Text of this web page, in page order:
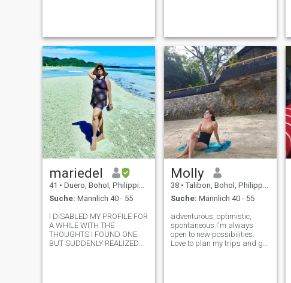
also i like to zum
at first glance, but if you’re
mariedel
41 • Duero, Bohol, Philippinen
Suche: Männlich 40 - 55
I DISABLED MY PROFILE FOR
A WHILE WITH THE
THOUGHTS I FOUND ONE
BUT SUDDENLY REALIZED
Molly
38 • Talibon, Bohol, Philippinen
Suche: Männlich 40 - 55
adventurous, optimistic,
spontaneous.I'm always
open to new possibilities.
Love to plan my trips and go